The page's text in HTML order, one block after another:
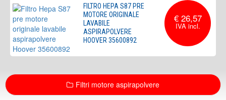
FILTRO HEPA S87 PRE
MOTORE ORIGINALE
LAVABILE
ASPIRAPOLVERE
HOOVER 35600892
€ 26,57
Filtri motore aspirapolvere